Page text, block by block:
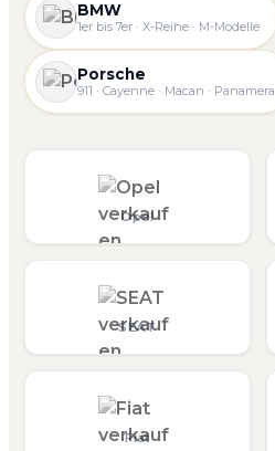
BMW
1er bis 7er · X-Reihe · M-Modelle
Porsche
911 · Cayenne · Macan · Panamera
Opel
SEAT
Fiat